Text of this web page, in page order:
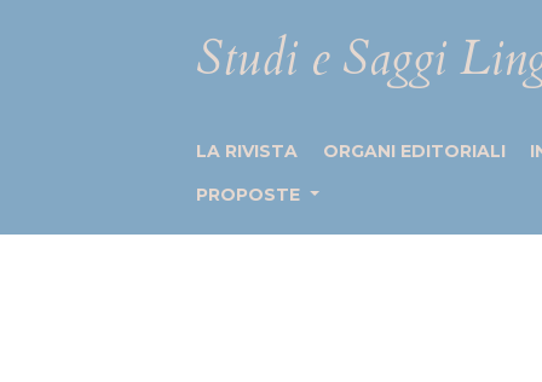
Studi e Saggi
LA RIVISTA ORGANI EDITORIALI
PROPOSTE